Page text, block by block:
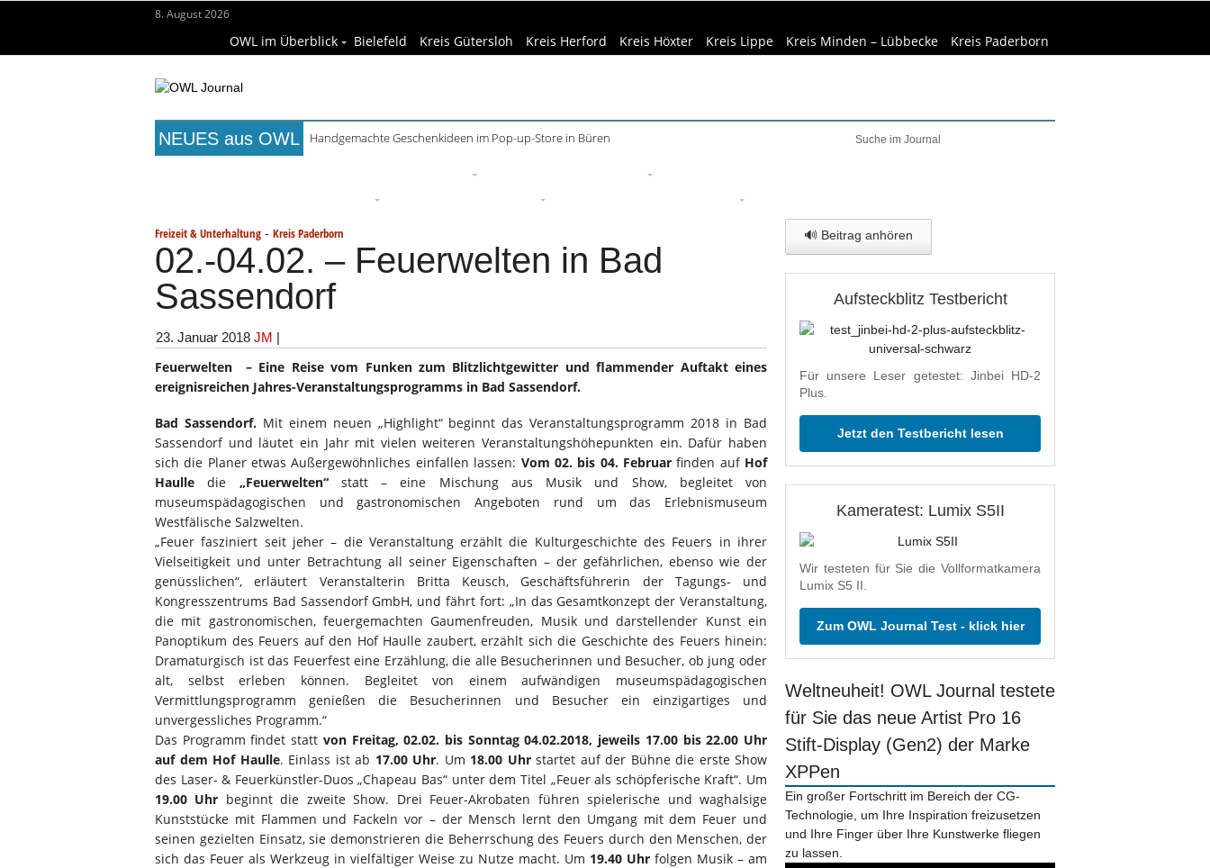
8. August 2026
OWL im Überblick Bielefeld Kreis Gütersloh Kreis Herford Kreis Höxter Kreis Lippe Kreis Minden – Lübbecke Kreis Paderborn
NEUES aus OWL Handgemachte Geschenkideen im Pop-up-Store in Büren
Freizeit & Unterhaltung - Kreis Paderborn
02.-04.02. – Feuerwelten in Bad
Sassendorf
23. Januar 2018 JM |
Feuerwelten – Eine Reise vom Funken zum Blitzlichtgewitter und flammender Auftakt eines
ereignisreichen Jahres-Veranstaltungsprogramms in Bad Sassendorf.
Bad Sassendorf.Mit einem neuen „Highlight“ beginnt das Veranstaltungsprogramm 2018 in Bad
Sassendorf und läutet ein Jahr mit vielen weiteren Veranstaltungshöhepunkten ein. Dafür haben
sich die Planer etwas Außergewöhnliches einfallen lassen: Vom 02. bis 04. Februarfinden auf Hof
Haulle die „Feuerwelten“statt – eine Mischung aus Musik und Show, begleitet von
museumspädagogischen und gastronomischen Angeboten rund um das Erlebnismuseum
Westfälische Salzwelten.
„Feuer fasziniert seit jeher – die Veranstaltung erzählt die Kulturgeschichte des Feuers in ihrer
Vielseitigkeit und unter Betrachtung all seiner Eigenschaften – der gefährlichen, ebenso wie der
genüsslichen“, erläutert Veranstalterin Britta Keusch, Geschäftsführerin der Tagungs- und
Kongresszentrums Bad Sassendorf GmbH, und fährt fort: „In das Gesamtkonzept der Veranstaltung,
die mit gastronomischen, feuergemachten Gaumenfreuden, Musik und darstellender Kunst ein
Panoptikum des Feuers auf den Hof Haulle zaubert, erzählt sich die Geschichte des Feuers hinein:
Dramaturgisch ist das Feuerfest eine Erzählung, die alle Besucherinnen und Besucher, ob jung oder
alt, selbst erleben können. Begleitet von einem aufwändigen museumspädagogischen
Vermittlungsprogramm genießen die Besucherinnen und Besucher ein einzigartiges und
unvergessliches Programm.“
Das Programm findet statt von Freitag, 02.02. bis Sonntag 04.02.2018, jeweils 17.00 bis 22.00 Uhr
auf dem Hof Haulle. Einlass ist ab 17.00 Uhr. Um 18.00 Uhrstartet auf der Bühne die erste Show
des Laser- & Feuerkünstler-Duos „Chapeau Bas“ unter dem Titel „Feuer als schöpferische Kraft“. Um
19.00 Uhr beginnt die zweite Show. Drei Feuer-Akrobaten führen spielerische und waghalsige
Kunststücke mit Flammen und Fackeln vor – der Mensch lernt den Umgang mit dem Feuer und
seinen gezielten Einsatz, sie demonstrieren die Beherrschung des Feuers durch den Menschen, der
sich das Feuer als Werkzeug in vielfältiger Weise zu Nutze macht. Um 19.40 Uhr folgen Musik – am
🔊 Beitrag anhören
Aufsteckblitz Testbericht
Für unsere Leser getestet: Jinbei HD-2
Plus.
Jetzt den Testbericht lesen
Kameratest: Lumix S5II
Wir testeten für Sie die Vollformatkamera
Lumix S5 II.
Zum OWL Journal Test - klick hier
Weltneuheit! OWL Journal testete
für Sie das neue Artist Pro 16
Stift-Display (Gen2) der Marke
XPPen
Ein großer Fortschritt im Bereich der CG-
Technologie, um Ihre Inspiration freizusetzen
und Ihre Finger über Ihre Kunstwerke fliegen
zu lassen.